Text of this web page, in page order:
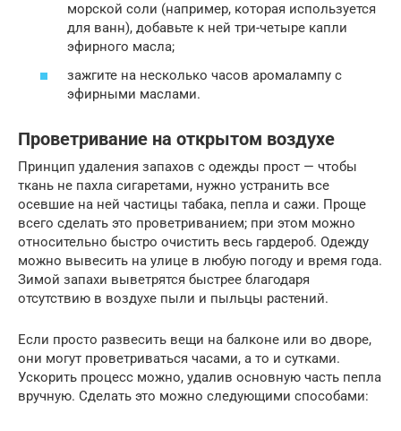
морской соли (например, которая используется
для ванн), добавьте к ней три-четыре капли
эфирного масла;
зажгите на несколько часов аромалампу с
эфирными маслами.
Проветривание на открытом воздухе
Принцип удаления запахов с одежды прост — чтобы
ткань не пахла сигаретами, нужно устранить все
осевшие на ней частицы табака, пепла и сажи. Проще
всего сделать это проветриванием; при этом можно
относительно быстро очистить весь гардероб. Одежду
можно вывесить на улице в любую погоду и время года.
Зимой запахи выветрятся быстрее благодаря
отсутствию в воздухе пыли и пыльцы растений.
Если просто развесить вещи на балконе или во дворе,
они могут проветриваться часами, а то и сутками.
Ускорить процесс можно, удалив основную часть пепла
вручную. Сделать это можно следующими способами: